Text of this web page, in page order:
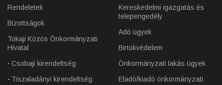
Rendeletek
Bizottságok
Tokaji Közös Önkormányzati
Hivatal
Csobaji kirendeltség
Tiszaladányi kirendeltség
Kereskedelmi igazgatás és
telepengedély
Adó ügyek
Birtokvédelem
Önkormányzati lakás ügyek
Eladó/kiadó önkormányzati